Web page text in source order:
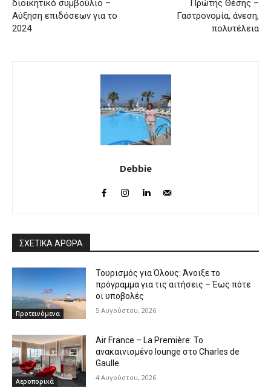
διοικητικό συμβούλιο –
Αύξηση επιδόσεων για το
2024
Πρώτης Θέσης –
Γαστρονομία, άνεση,
πολυτέλεια
Debbie
ΣΧΕΤΙΚΑ ΑΡΘΡΑ
Προτεινόμενα
Τουρισμός για Όλους: Άνοιξε το
πρόγραμμα για τις αιτήσεις – Έως πότε
οι υποβολές
5 Αυγούστου, 2026
Αεροπορικά
Air France – La Première: Το
ανακαινισμένο lounge στο Charles de
Gaulle
4 Αυγούστου, 2026